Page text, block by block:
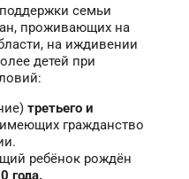
семьи
проживающих на
на иждивении
детей при
третьего и
имеющих гражданство
ребёнок рождён
года.